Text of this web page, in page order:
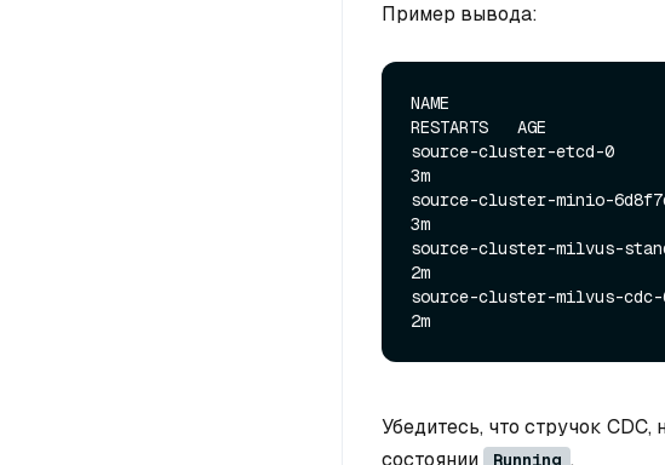
Пример вывода:
NAME
RESTARTS   AGE
source-cluster-etcd-
3m
source-cluster-minio-
3m
source-cluster-milvus-
2m
source-cluster-milvus-
Убедитесь, что стручок CDC,
состоянии
Running .